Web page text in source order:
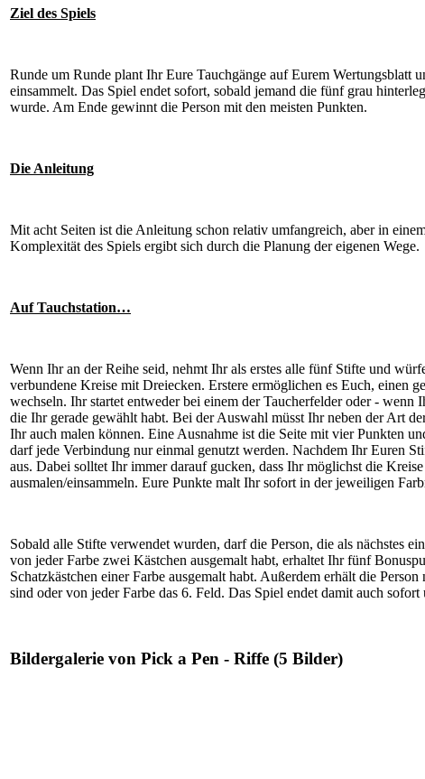
Ziel des Spiels
Runde um Runde plant Ihr Eure Tauchgänge auf Eurem Wertungsblatt
einsammelt. Das Spiel endet sofort, sobald jemand die fünf grau
wurde. Am Ende gewinnt die Person mit den meisten Punkten.
Die Anleitung
Mit acht Seiten ist die Anleitung schon relativ umfangreich, aber in
Komplexität des Spiels ergibt sich durch die Planung der eigenen Wege.
Auf Tauchstation…
Wenn Ihr an der Reihe seid, nehmt Ihr als erstes alle fünf Stifte und
verbundene Kreise mit Dreiecken. Erstere ermöglichen es Euch, einen
wechseln. Ihr startet entweder bei einem der Taucherfelder oder -
die Ihr gerade gewählt habt. Bei der Auswahl müsst Ihr neben der Art
Ihr auch malen können. Eine Ausnahme ist die Seite mit vier Punkten
darf jede Verbindung nur einmal genutzt werden. Nachdem Ihr Euren
aus. Dabei solltet Ihr immer darauf gucken, dass Ihr möglichst die
ausmalen/einsammeln. Eure Punkte malt Ihr sofort in der jeweiligen
Sobald alle Stifte verwendet wurden, darf die Person, die als nächstes
von jeder Farbe zwei Kästchen ausgemalt habt, erhaltet Ihr fünf
Schatzkästchen einer Farbe ausgemalt habt. Außerdem erhält die
sind oder von jeder Farbe das 6. Feld. Das Spiel endet damit auch
Bildergalerie von Pick a Pen - Riffe (5 Bilder)